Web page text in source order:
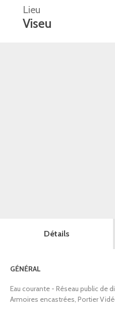
Lieu
Viseu
Détails
GÉNÉRAL
Eau courante - Réseau public de
Armoires encastrées, Portier